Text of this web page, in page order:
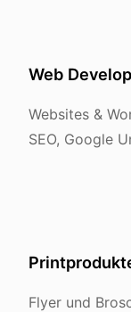
Web
Websites &
SEO, Google
Flyer und